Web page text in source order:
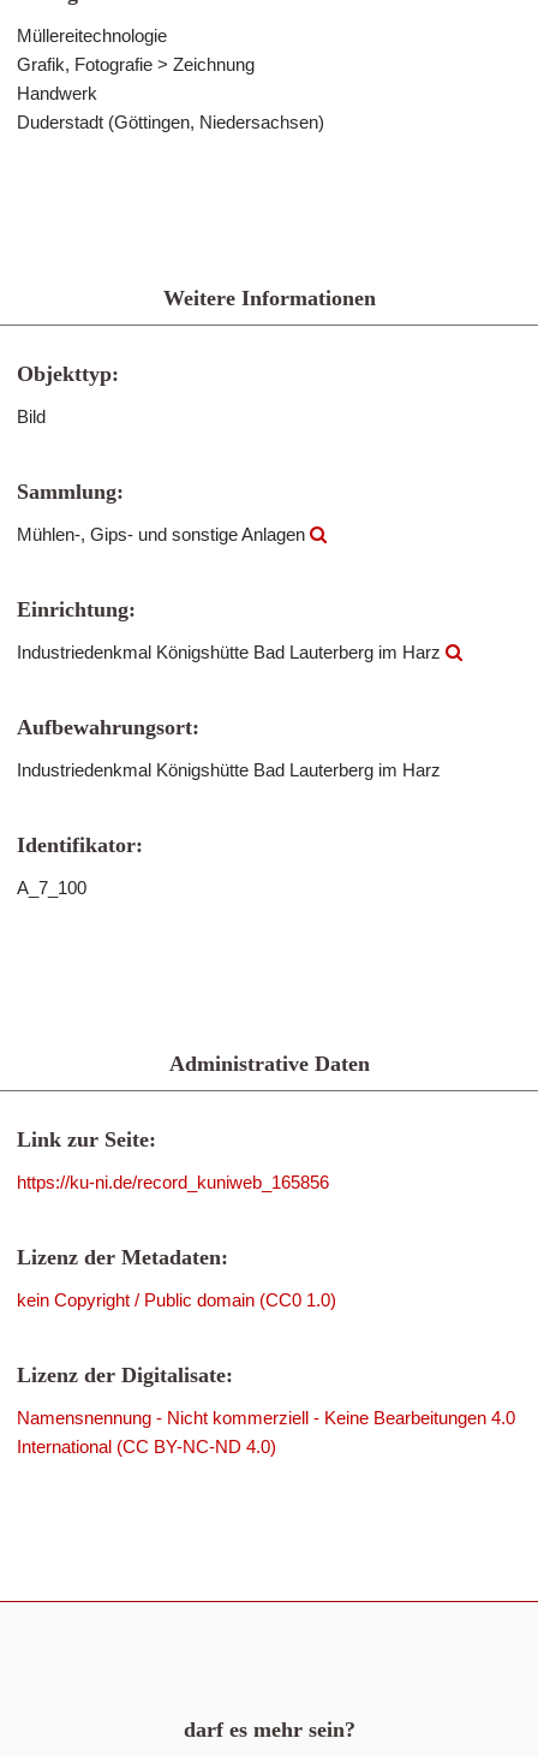
Müllereitechnologie
Grafik, Fotografie > Zeichnung
Handwerk
Duderstadt (Göttingen, Niedersachsen)
Weitere Informationen
Objekttyp:
Bild
Sammlung:
Mühlen-, Gips- und sonstige Anlagen
Einrichtung:
Industriedenkmal Königshütte Bad Lauterberg im Harz
Aufbewahrungsort:
Industriedenkmal Königshütte Bad Lauterberg im Harz
Identifikator:
A_7_100
Administrative Daten
Link zur Seite:
https://ku-ni.de/record_kuniweb_165856
Lizenz der Metadaten:
kein Copyright / Public domain (CC0 1.0)
Lizenz der Digitalisate:
Namensnennung - Nicht kommerziell - Keine Bearbeitungen 4.0
International (CC BY-NC-ND 4.0)
darf es mehr sein?